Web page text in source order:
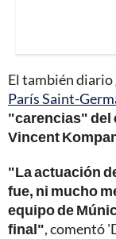
El también
París Saint-
"carencias" del
Vincent
"La actuación
fue, ni mucho
equipo de
final", comentó